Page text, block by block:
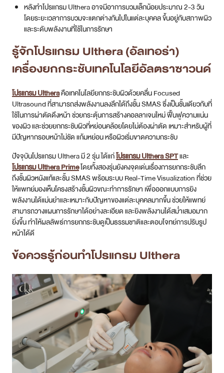
หลังทำโปรแกรม Ulthera อาจมีอาการบวมเล็กน้อยประมาณ 2-3 วัน
โดยระยะเวลาการบวมจะแตกต่างกันไปในแต่ละบุคคล ขึ้นอยู่กับสภาพผิว
และระดับพลังงานที่ใช้ในการรักษา
รู้จักโปรแกรม Ulthera (อัลเทอร่า)
เครื่องยกกระชับเทคโนโลยีอัลตราซาวนด์
โปรแกรม Ultheraคือเทคโนโลยียกกระชับผิวด้วยคลื่น Focused
Ultrasound ที่สามารถส่งพลังงานลงลึกได้ถึงชั้น SMAS ซึ่งเป็นชั้นเดียวกับที่
ใช้ในการผ่าตัดดึงหน้า ช่วยกระตุ้นการสร้างคอลลาเจนใหม่ ฟื้นฟูความแน่น
ของผิว และช่วยยกกระชับผิวที่หย่อนคล้อยโดยไม่ต้องผ่าตัด เหมาะสำหรับผู้ที่
มีปัญหากรอบหน้าไม่ชัด แก้มหย่อน หรือผิวเริ่มขาดความกระชับ
ปัจจุบันโปรแกรม Ulthera มี 2 รุ่น ได้แก่โปรแกรม Ulthera SPTและ
โปรแกรม Ulthera Primeโดยทั้งสองรุ่นยังคงจุดเด่นเรื่องการยกกระชับลึก
ถึงชั้นผิวหนังแท้และชั้น SMAS พร้อมระบบ Real-Time Visualization ที่ช่วย
ให้แพทย์มองเห็นโครงสร้างชั้นผิวขณะทำการรักษา เพื่อออกแบบการยิง
พลังงานได้แม่นยำและเหมาะกับปัญหาของแต่ละบุคคลมากขึ้น ช่วยให้แพทย์
สามารถวางแผนการรักษาได้อย่างละเอียด และยิงพลังงานได้สม่ำเสมอมาก
ยิ่งขึ้น ทำให้ผลลัพธ์การยกกระชับดูเป็นธรรมชาติและตอบโจทย์การปรับรูป
หน้าได้ดี
ข้อควรรู้ก่อนทำโปรแกรม Ulthera